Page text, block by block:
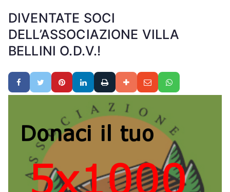
DIVENTATE SOCI
DELL’ASSOCIAZIONE VILLA
BELLINI O.D.V.!